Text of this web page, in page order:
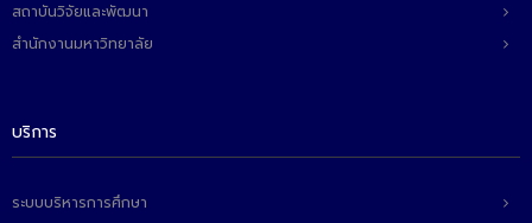
สถาบันวิจัยและพัฒนา
สำนักงานมหาวิทยาลัย
บริการ
ระบบบริหารการศึกษา